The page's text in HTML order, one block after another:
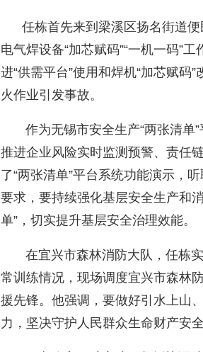
任栋首先来到梁溪区扬名街道便
电气焊设备“加芯赋码”“一机一码”
进“供需平台”使用和焊机“加芯赋
火作业引发事故。
作为无锡市安全生产“两张清单”
推进企业风险实时监测预警、责任
了“两张清单”平台系统功能演示，
要求，要持续强化基层安全生产和
单”，切实提升基层安全治理效能。
在宜兴市森林消防大队，任栋实
常训练情况，现场调度宜兴市森林
援先锋。他强调，要做好引水上山
力，坚决守护人民群众生命财产安全